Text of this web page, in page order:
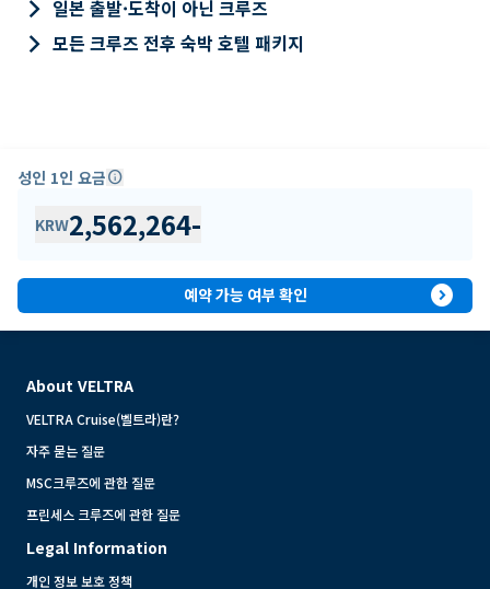
keyboard_arrow_right 일본 출발·도착이 아닌 크루즈
keyboard_arrow_right 모든 크루즈 전후 숙박 호텔 패키지
성인 1인 요금info
KRW2,562,264-
예약 가능 여부 확인 expand_circle_right
About VELTRA
VELTRA Cruise(벨트라)란?
자주 묻는 질문
MSC크루즈에 관한 질문
프린세스 크루즈에 관한 질문
Legal Information
개인 정보 보호 정책